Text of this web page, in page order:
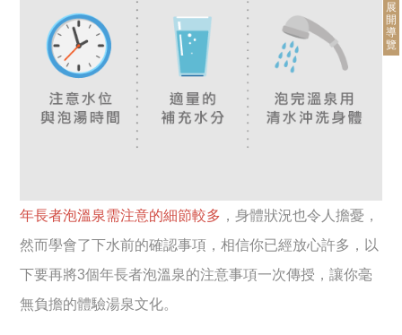
年長者泡溫泉需注意的細節較多 ，身體狀況也令人擔憂，
然而學會了下水前的確認事項，相信你已經放心許多，以
下要再將3個年長者泡溫泉的注意事項一次傳授，讓你毫
無負擔的體驗湯泉文化。
展
開
導
覽